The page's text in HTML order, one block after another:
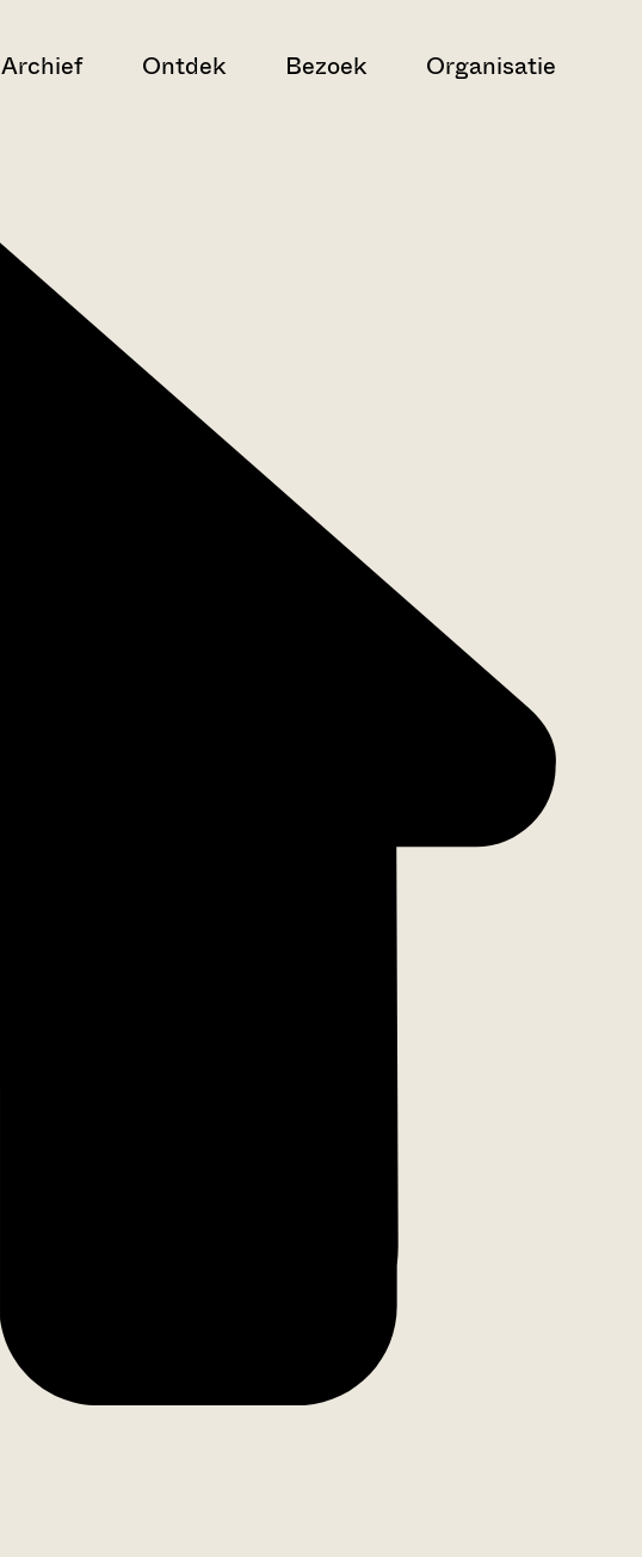
Archief Ontdek Bezoek Organisatie